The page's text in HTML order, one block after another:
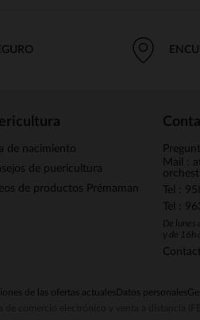
de nacimiento
de puericultura
de productos Prémaman
Mail :
Tel :
Tel :
De lunes
y de 16h
de las ofertas actuales Datos personales